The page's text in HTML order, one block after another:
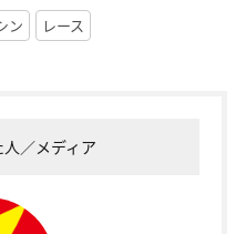
ン レース
／メディア